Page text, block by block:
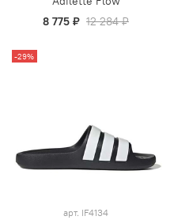
8 775 ₽ 12 284 ₽
-29%
арт. IF4134